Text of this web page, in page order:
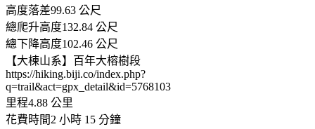
高度落差99.63 公尺
總爬升高度132.84 公尺
總下降高度102.46 公尺
【大棟山系】百年大榕樹段
https://hiking.biji.co/index.php?
q=trail&act=gpx_detail&id=5768103
里程4.88 公里
花費時間2 小時 15 分鐘